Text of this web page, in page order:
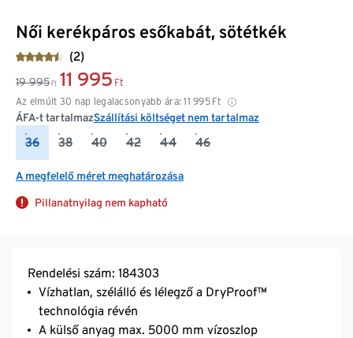
Női kerékpáros esőkabát, sötétkék
(2)
19 995 Ft 11 995 Ft
Az elmúlt 30 nap legalacsonyabb ára: 11 995 Ft
ÁFA-t tartalmazSzállítási költséget nem tartalmaz
36 38 40 42 44 46
A megfelelő méret meghatározása
Pillanatnyilag nem kapható
Rendelési szám: 184303
Vízhatlan, szélálló és lélegző a DryProof™
technológia révén
A külső anyag max. 5000 mm vízoszlop